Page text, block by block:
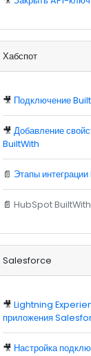
Хабспот
🎥 Подключение
🎥 Добавление
BuiltWith
📄 Этапы
📄 HubSpot
Salesforce
🎥 Lightning
приложения
🎥 Настройка